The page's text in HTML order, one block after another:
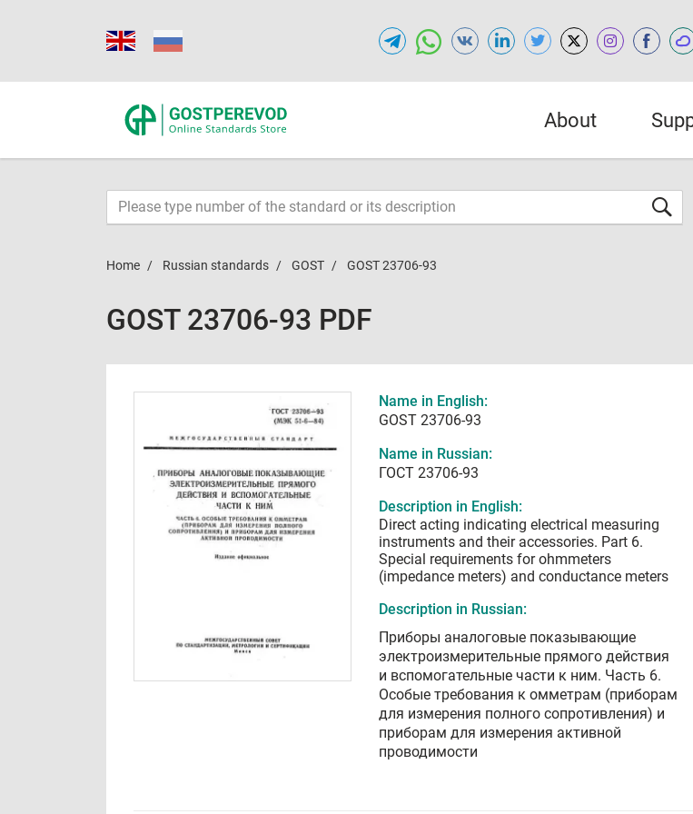
About
Home Russian standards GOST GOST 23706-93
GOST 23706-93 PDF
Name in English:
GOST 23706-93
Name in Russian:
ГОСТ 23706-93
Description in English:
Direct acting indicating electrical measuring
instruments and their accessories. Part 6.
Special requirements for ohmmeters
(impedance meters) and conductance meters
Description in Russian:
Приборы аналоговые показывающие
электроизмерительные прямого действия
и вспомогательные части к ним. Часть 6.
Особые требования к омметрам (приборам
для измерения полного сопротивления) и
приборам для измерения активной
проводимости